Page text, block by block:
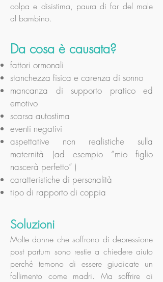
colpa e disistima, paura di far del male
al bambino.
Da cosa è causata?
fattori ormonali
stanchezza fisica e carenza di sonno
mancanza di supporto pratico ed
emotivo
scarsa autostima
eventi negativi
aspettative non realistiche sulla
maternità (ad esempio “mio figlio
nascerà perfetto” )
caratteristiche di personalità
tipo di rapporto di coppia
Soluzioni
Molte donne che soffrono di depressione
post partum sono restie a chiedere aiuto
perché temono di essere giudicate un
fallimento come madri. Ma soffrire di